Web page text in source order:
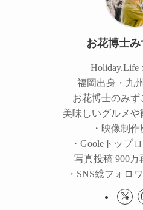
お花博士み
Holiday.Life
福岡出身・九
お花博士のみず
美味しいグルメ
・映像制作
・Gooleトップ
写真投稿 900万
・SNS総フォロ